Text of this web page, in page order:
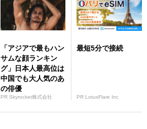
「アジアで最もハン
サムな顔ランキン
グ」日本人最高位は
中国でも大人気のあ
の俳優
PR Skyrocket株式会社
最短5分で接続
PR LotusFlare Inc